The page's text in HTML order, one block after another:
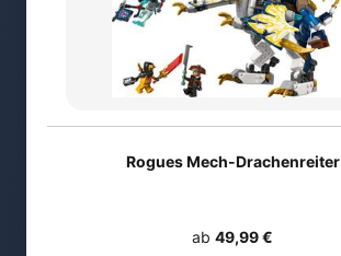
Rogues Mech-Drachenreiter
ab 49,99 €